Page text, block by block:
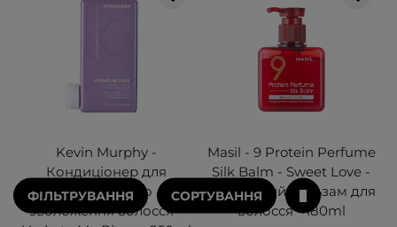
Kevin Murphy -
Кондиціонер для
інтенсивного
зволоження волосся -
Masil - 9 Protein Perfume
Silk Balm - Sweet Love -
Незмивний бальзам для
волосся - 180ml
ФІЛЬТРУВАННЯ СОРТУВАННЯ